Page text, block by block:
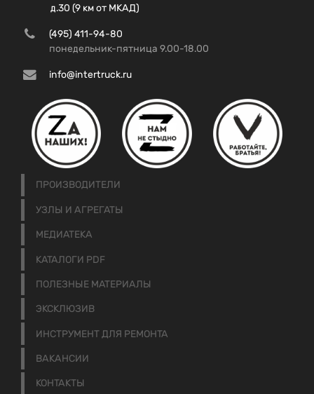
д.30 (9 км от МКАД)
(495) 411-94-80
понедельник-пятница 9.00-18.00
info@intertruck.ru
ПРОИЗВОДИТЕЛИ
УЗЛЫ И АГРЕГАТЫ
МЕДИАТЕКА
КАТАЛОГИ PDF
ПОЛЕЗНЫЕ МАТЕРИАЛЫ
ЭКСКЛЮЗИВ
ИНСТРУМЕНТ ДЛЯ РЕМОНТА
ВАКАНСИИ
КОНТАКТЫ